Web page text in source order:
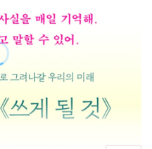
는” 의지로서 또 다른 미래를